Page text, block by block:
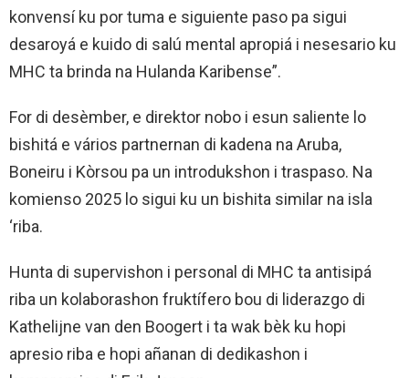
konvensí ku por tuma e siguiente paso pa sigui
desaroyá e kuido di salú mental apropiá i nesesario ku
MHC ta brinda na Hulanda Karibense”.
For di desèmber, e direktor nobo i esun saliente lo
bishitá e vários partnernan di kadena na Aruba,
Boneiru i Kòrsou pa un introdukshon i traspaso. Na
komienso 2025 lo sigui ku un bishita similar na isla
‘riba.
Hunta di supervishon i personal di MHC ta antisipá
riba un kolaborashon fruktífero bou di liderazgo di
Kathelijne van den Boogert i ta wak bèk ku hopi
apresio riba e hopi añanan di dedikashon i